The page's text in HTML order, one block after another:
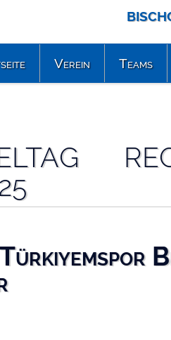
Verein Teams